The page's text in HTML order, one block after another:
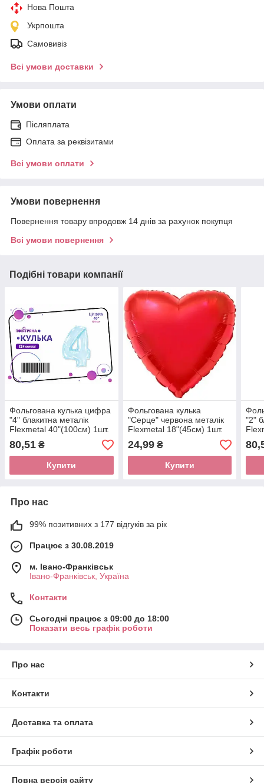
Нова Пошта
Укрпошта
Самовивіз
Всі умови доставки
Умови оплати
Післяплата
Оплата за реквізитами
Всі умови оплати
Умови повернення
Повернення товару впродовж 14 днів за рахунок покупця
Всі умови повернення
Подібні товари компанії
Фольгована кулька цифра
"4" блакитна металік
Flexmetal 40"(100см) 1шт.
80,51 ₴
Купити
Фольгована кулька
"Серце" червона металік
Flexmetal 18"(45см) 1шт.
24,99₴
Купити
"2"
Про нас
99% позитивних з 177 відгуків за рік
Працює з 30.08.2019
м. Івано-Франківськ
Івано-Франківськ, Україна
Контакти
Сьогодні працює з 09:00 до 18:00
Показати весь графік роботи
Про нас
Контакти
Доставка та оплата
Графік роботи
Повна версія сайту